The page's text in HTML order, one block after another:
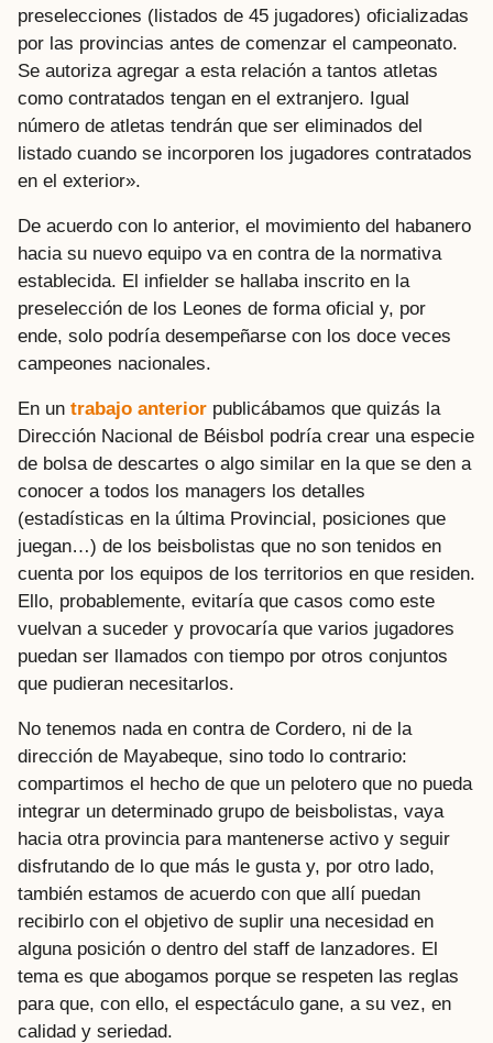
preselecciones (listados de 45 jugadores) oficializadas
por las provincias antes de comenzar el campeonato.
Se autoriza agregar a esta relación a tantos atletas
como contratados tengan en el extranjero. Igual
número de atletas tendrán que ser eliminados del
listado cuando se incorporen los jugadores contratados
en el exterior».
De acuerdo con lo anterior, el movimiento del habanero
hacia su nuevo equipo va en contra de la normativa
establecida. El infielder se hallaba inscrito en la
preselección de los Leones de forma oficial y, por
ende, solo podría desempeñarse con los doce veces
campeones nacionales.
En un trabajo anterior publicábamos que quizás la
Dirección Nacional de Béisbol podría crear una especie
de bolsa de descartes o algo similar en la que se den a
conocer a todos los managers los detalles
(estadísticas en la última Provincial, posiciones que
juegan…) de los beisbolistas que no son tenidos en
cuenta por los equipos de los territorios en que residen.
Ello, probablemente, evitaría que casos como este
vuelvan a suceder y provocaría que varios jugadores
puedan ser llamados con tiempo por otros conjuntos
que pudieran necesitarlos.
No tenemos nada en contra de Cordero, ni de la
dirección de Mayabeque, sino todo lo contrario:
compartimos el hecho de que un pelotero que no pueda
integrar un determinado grupo de beisbolistas, vaya
hacia otra provincia para mantenerse activo y seguir
disfrutando de lo que más le gusta y, por otro lado,
también estamos de acuerdo con que allí puedan
recibirlo con el objetivo de suplir una necesidad en
alguna posición o dentro del staff de lanzadores. El
tema es que abogamos porque se respeten las reglas
para que, con ello, el espectáculo gane, a su vez, en
calidad y seriedad.